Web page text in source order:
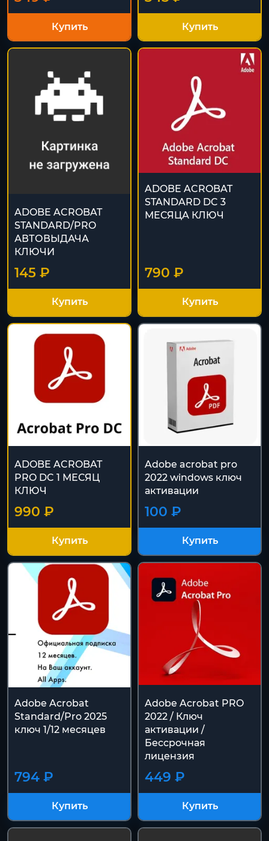
Купить Купить
ADOBE ACROBAT
STANDARD/PRO
АВТОВЫДАЧА
КЛЮЧИ
145 ₽
Купить
ADOBE ACROBAT
STANDARD DC 3
МЕСЯЦА КЛЮЧ
790 ₽
Купить
ADOBE ACROBAT
PRO DC 1 МЕСЯЦ
КЛЮЧ
990 ₽
Купить
Adobe acrobat pro
2022 windows ключ
активации
100 ₽
Купить
Adobe Acrobat
Standard/Pro 2025
ключ 1/12 месяцев
794 ₽
Купить
Adobe Acrobat PRO
2022 / Ключ
активации /
Бессрочная
лицензия
449 ₽
Купить